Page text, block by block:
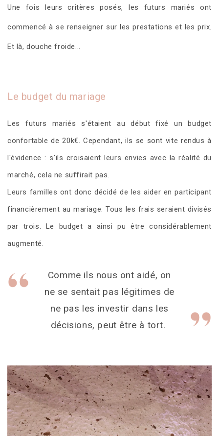
Une fois leurs critères posés, les futurs mariés ont
commencé à se renseigner sur les prestations et les prix.
Et là, douche froide...
Le budget du mariage
Les futurs mariés s'étaient au début fixé un budget
confortable de 20k€. Cependant, ils se sont vite rendus à
l'évidence : s'ils croisaient leurs envies avec la réalité du
marché, cela ne suffirait pas.
Leurs familles ont donc décidé de les aider en participant
financièrement au mariage. Tous les frais seraient divisés
par trois. Le budget a ainsi pu être considérablement
augmenté.
Comme ils nous ont aidé, on
ne se sentait pas légitimes de
ne pas les investir dans les
décisions, peut être à tort.